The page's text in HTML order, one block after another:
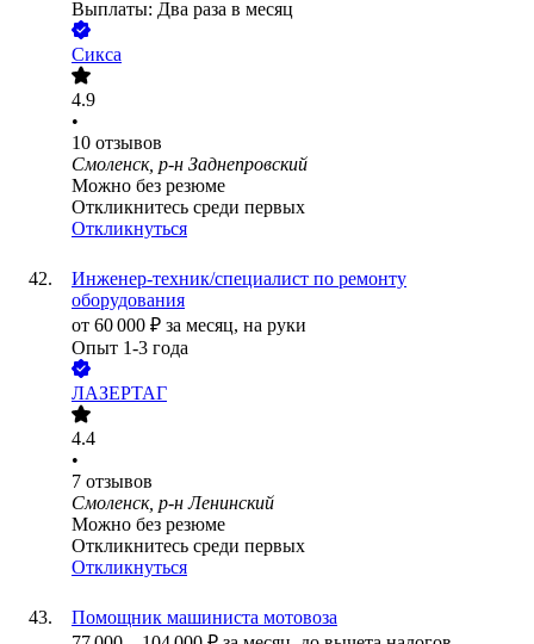
Выплаты: Два раза в месяц
Сикса
4.9
•
10 отзывов
Смоленск, р-н Заднепровский
Можно без резюме
Откликнитесь среди первых
Откликнуться
Инженер-техник/специалист по ремонту
оборудования
от 60 000 ₽ за месяц, на руки
Опыт 1-3 года
ЛАЗЕРТАГ
4.4
•
7 отзывов
Смоленск, р-н Ленинский
Можно без резюме
Откликнитесь среди первых
Откликнуться
Помощник машиниста мотовоза